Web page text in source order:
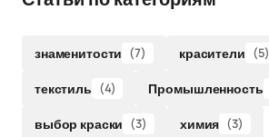
знаменитости (7) красители (5)
текстиль (4) Промышленность
выбор краски (3) химия (3)